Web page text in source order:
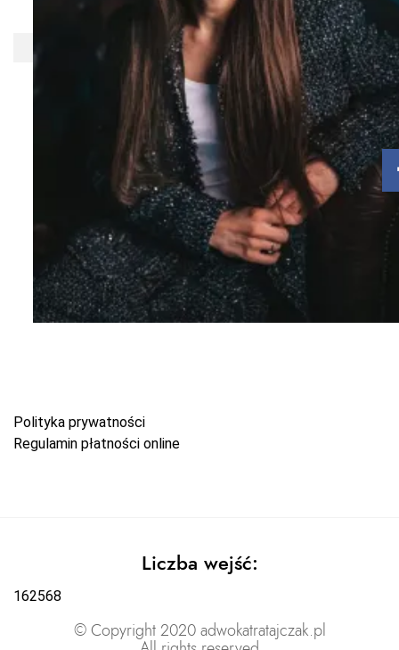
Polityka prywatności
Regulamin płatności online
Liczba wejść:
162568
© Copyright 2020 adwokatratajczak.pl